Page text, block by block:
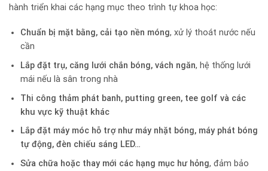
hành triển khai các hạng mục theo trình tự khoa học:
Chuẩn bị mặt bằng, cải tạo nền móng, xử lý thoát nước nếu
cần
Lắp đặt trụ, căng lưới chắn bóng, vách ngăn, hệ thống lưới
mái nếu là sân trong nhà
Thi công thảm phát banh, putting green, tee golf và các
khu vực kỹ thuật khác
Lắp đặt máy móc hỗ trợ như máy nhặt bóng, máy phát bóng
tự động, đèn chiếu sáng LED…
Sửa chữa hoặc thay mới các hạng mục hư hỏng, đảm bảo